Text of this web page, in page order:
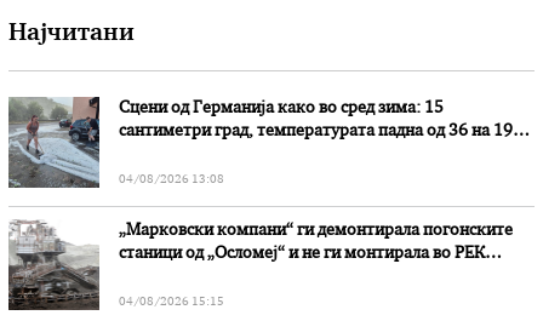
Најчитани
Сцени од Германија како во сред зима: 15
сантиметри град, температурата падна од 36 на 19
04/08/2026 13:08
„Марковски компани“ ги демонтирала погонските
станици од „Осломеј“ и не ги монтирала во РЕК
04/08/2026 15:15